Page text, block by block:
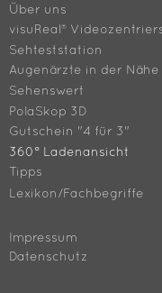
Über uns
visuReal®
Sehteststation
Augenärzte in der Nähe
Sehenswert
PolaSkop 3D
Gutschein "4 für 3"
360° Ladenansicht
Tipps
Lexikon/Fachbegriffe
Impressum
Datenschutz